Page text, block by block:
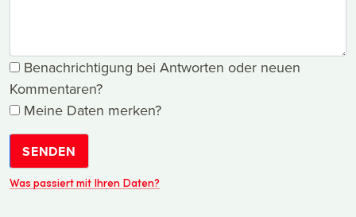
Benachrichtigung bei Antworten oder neuen
Kommentaren?
Meine Daten merken?
SENDEN
Was passiert mit Ihren Daten?